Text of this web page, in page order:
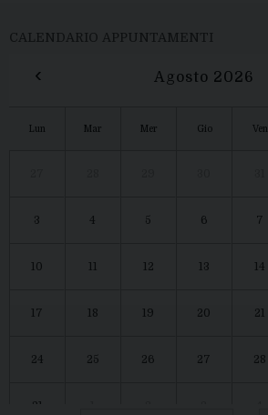
CALENDARIO APPUNTAMENTI
‹ Agosto 2026
Lun Mar Mer Gio Ven
3 4 5 6 7
10 11 12 13 14
17 18 19 20 21
24 25 26 27 28
31